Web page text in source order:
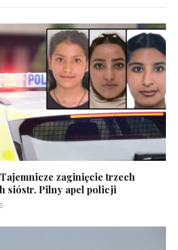
zaginięcie trzech
sióstr. Pilny apel policji